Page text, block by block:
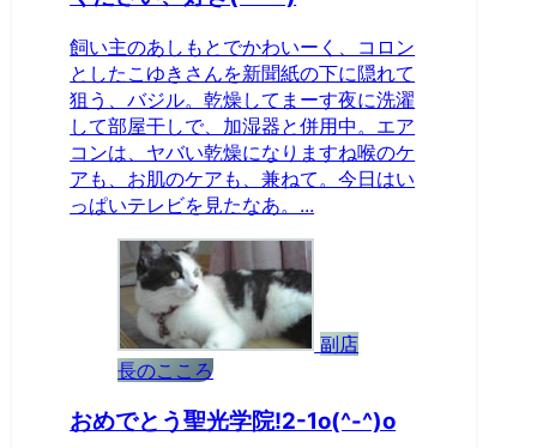
飼い主のあしもとでかわいーく、コロン
としたこゆきさんを新聞紙の下に隠れて
狙う、バジル。乾燥してまーす夜に洗濯
して部屋干しで、加湿器と併用中。エア
コンは、ヤバい乾燥になりますね喉のケ
アも、お肌のケアも、兼ねて。今日はい
っぱいテレビを見たなあ。...
副店
長のこころ
おめでとう聖光学院!2-1o(^-^)o